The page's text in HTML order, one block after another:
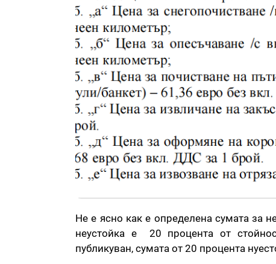
Не е ясно как е определена сумата за
неустойка е 20 процента от
публикуван, сумата от 20 процента